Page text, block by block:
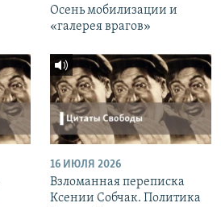
Осень мобилизации и
«галерея врагов»
16 ИЮЛЯ 2026
Взломанная переписка
Ксении Собчак. Политика